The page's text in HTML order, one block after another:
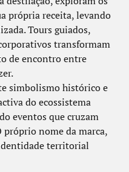
própria receita, levando
Tours guiados,
transformam
de encontro entre
simbolismo histórico e
do ecossistema
eventos que cruzam
próprio nome da marca,
identidade territorial